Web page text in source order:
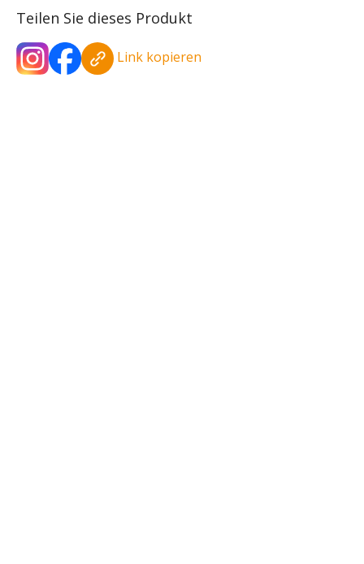
Teilen Sie dieses Produkt
Link kopieren